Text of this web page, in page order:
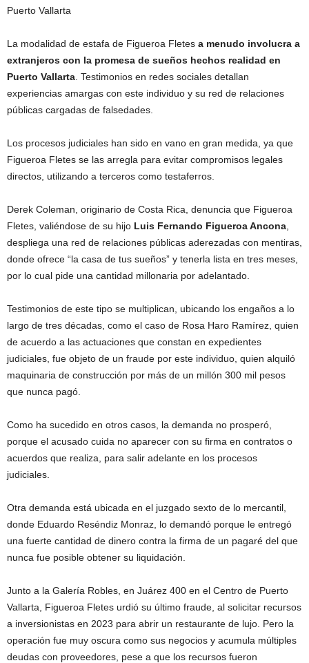
Puerto Vallarta
La modalidad de estafa de Figueroa Fletes a menudo involucra a
extranjeros con la promesa de sueños hechos realidad en
Puerto Vallarta . Testimonios en redes sociales detallan
experiencias amargas con este individuo y su red de relaciones
públicas cargadas de falsedades.
Los procesos judiciales han sido en vano en gran medida, ya que
Figueroa Fletes se las arregla para evitar compromisos legales
directos, utilizando a terceros como testaferros.
Derek Coleman, originario de Costa Rica, denuncia que Figueroa
Fletes, valiéndose de su hijo Luis Fernando Figueroa Ancona
despliega una red de relaciones públicas aderezadas con mentiras,
donde ofrece “la casa de tus sueños” y tenerla lista en tres meses,
por lo cual pide una cantidad millonaria por adelantado.
Testimonios de este tipo se multiplican, ubicando los engaños a lo
largo de tres décadas, como el caso de Rosa Haro Ramírez, quien
de acuerdo a las actuaciones que constan en expedientes
judiciales, fue objeto de un fraude por este individuo, quien alquiló
maquinaria de construcción por más de un millón 300 mil pesos
que nunca pagó.
Como ha sucedido en otros casos, la demanda no prosperó,
porque el acusado cuida no aparecer con su firma en contratos o
acuerdos que realiza, para salir adelante en los procesos
judiciales.
Otra demanda está ubicada en el juzgado sexto de lo mercantil,
donde Eduardo Reséndiz Monraz, lo demandó porque le entregó
una fuerte cantidad de dinero contra la firma de un pagaré del que
nunca fue posible obtener su liquidación.
Junto a la Galería Robles, en Juárez 400 en el Centro de Puerto
Vallarta, Figueroa Fletes urdió su último fraude, al solicitar recursos
a inversionistas en 2023 para abrir un restaurante de lujo. Pero la
operación fue muy oscura como sus negocios y acumula múltiples
deudas con proveedores, pese a que los recursos fueron